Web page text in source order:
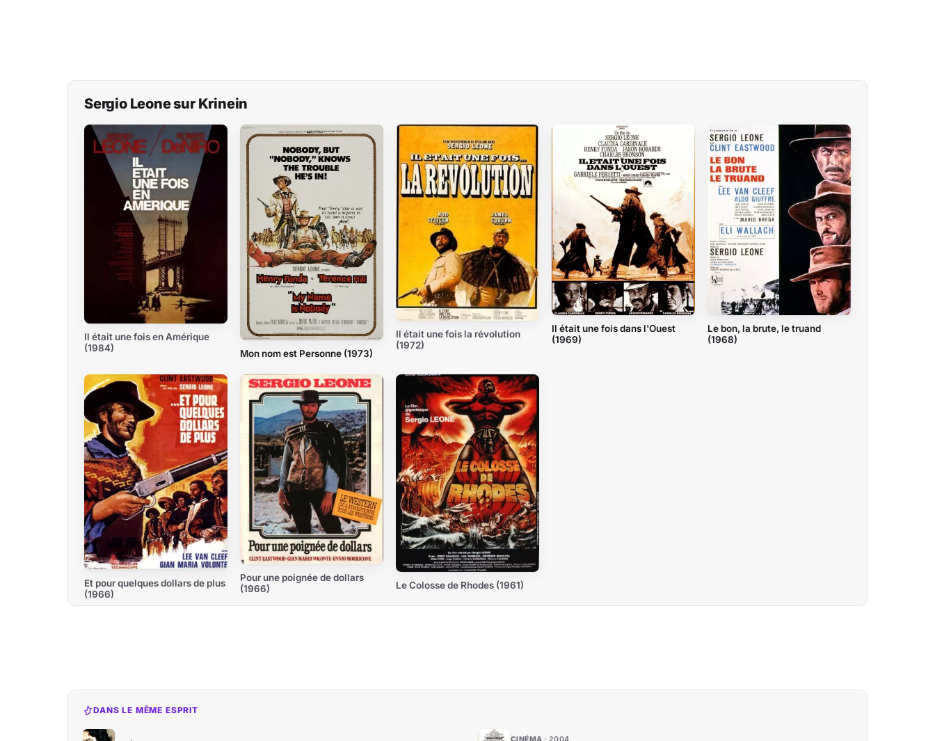
Sergio Leone sur Krinein
Il était une fois en Amérique
(1984)
Mon nom est Personne (1973)
Il était une fois la révolution
(1972)
Il était une fois dans l'Ouest
(1969)
Le bon, la brute, le truand
(1968)
Et pour quelques dollars de plus
(1966)
Pour une poignée de dollars
(1966)
Le Colosse de Rhodes (1961)
DANS LE MÊME ESPRIT